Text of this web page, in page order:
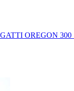
OREGON 300